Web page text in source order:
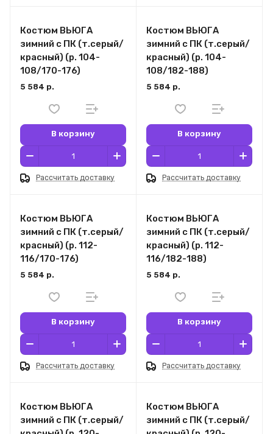
Костюм ВЬЮГА
зимний с ПК (т.серый/
красный) (р. 104-
108/170-176)
5 584 р.
В корзину
Рассчитать доставку
Костюм ВЬЮГА
зимний с ПК (т.серый/
красный) (р. 104-
108/182-188)
5 584 р.
В корзину
Рассчитать доставку
Костюм ВЬЮГА
зимний с ПК (т.серый/
красный) (р. 112-
116/170-176)
5 584 р.
В корзину
Рассчитать доставку
Костюм ВЬЮГА
зимний с ПК (т.серый/
красный) (р. 112-
116/182-188)
5 584 р.
В корзину
Рассчитать доставку
Костюм ВЬЮГА
зимний с ПК (т.серый/
Костюм ВЬЮГА
зимний с ПК (т.серый/